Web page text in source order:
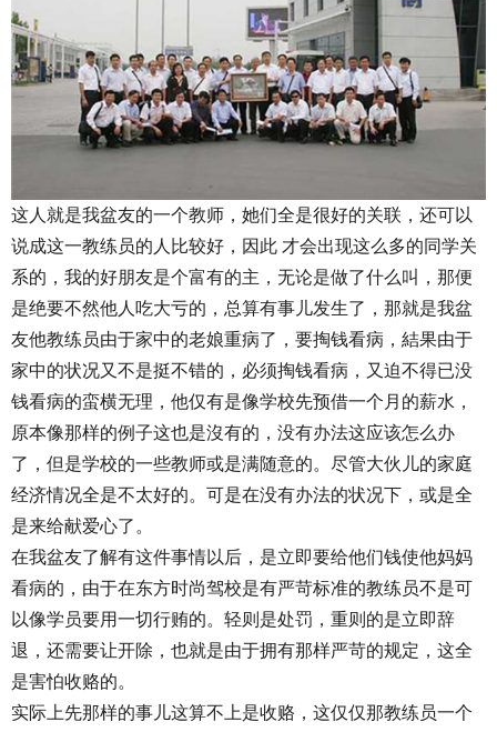
这人就是我盆友的一个教师，她们全是很好的关联，还可以
说成这一教练员的人比较好，因此 才会出现这么多的同学关
系的，我的好朋友是个富有的主，无论是做了什么叫，那便
是绝要不然他人吃大亏的，总算有事儿发生了，那就是我盆
友他教练员由于家中的老娘重病了，要掏钱看病，結果由于
家中的状况又不是挺不错的，必须掏钱看病，又迫不得已没
钱看病的蛮横无理，他仅有是像学校先预借一个月的薪水，
原本像那样的例子这也是沒有的，没有办法这应该怎么办
了，但是学校的一些教师或是满随意的。尽管大伙儿的家庭
经济情况全是不太好的。可是在没有办法的状况下，或是全
是来给献爱心了。
在我盆友了解有这件事情以后，是立即要给他们钱使他妈妈
看病的，由于在东方时尚驾校是有严苛标准的教练员不是可
以像学员要用一切行贿的。轻则是处罚，重则的是立即辞
退，还需要让开除，也就是由于拥有那样严苛的规定，这全
是害怕收赂的。
实际上先那样的事儿这算不上是收赂，这仅仅那教练员一个